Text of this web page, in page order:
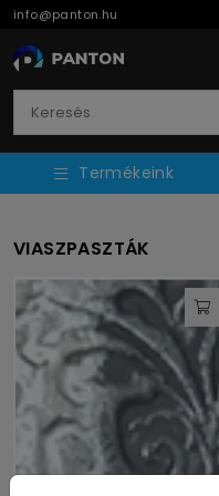
info@panton.hu
Termékeink
VIASZPASZTÁK